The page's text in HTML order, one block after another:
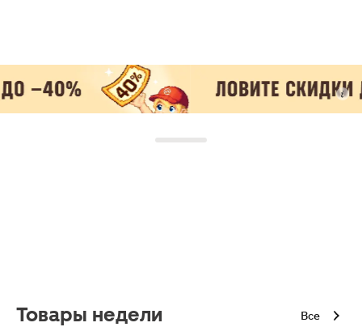
Товары недели Все